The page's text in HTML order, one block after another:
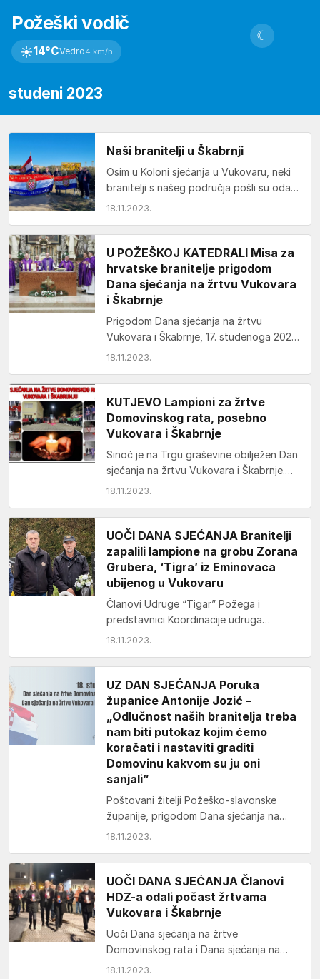
Požeški vodič
☀14°CVedro4 km/h
☾
studeni 2023
Naši branitelji u Škabrnji
Osim u Koloni sjećanja u Vukovaru, neki
branitelji s našeg područja pošli su odati
počast i žrtvama Škabrnje. Riječ je…
18.11.2023.
U POŽEŠKOJ KATEDRALI Misa za
hrvatske branitelje prigodom
Dana sjećanja na žrtvu Vukovara
i Škabrnje
Prigodom Dana sjećanja na žrtvu
Vukovara i Škabrnje, 17. studenoga 2023.
prepošt požeškoga Stolnog kaptola
18.11.2023.
KUTJEVO Lampioni za žrtve
Domovinskog rata, posebno
Vukovara i Škabrnje
Sinoć je na Trgu graševine obilježen Dan
sjećanja na žrtvu Vukovara i Škabrnje.
Lampione su zapalili mještani Kutjeva,
18.11.2023.
UOČI DANA SJEĆANJA Branitelji
zapalili lampione na grobu Zorana
Grubera, ‘Tigra’ iz Eminovaca
ubijenog u Vukovaru
Članovi Udruge “Tigar” Požega i
predstavnici Koordinacije udruga
proisteklih iz Domovinskog rata jučer su
od…
18.11.2023.
UZ DAN SJEĆANJA Poruka
županice Antonije Jozić –
„Odlučnost naših branitelja treba
nam biti putokaz kojim ćemo
koračati i nastaviti graditi
Domovinu kakvom su ju oni
sanjali”
Poštovani žitelji Požeško-slavonske
županije, prigodom Dana sjećanja na
žrtve Domovinskog rata i Dana sjećanja
prisjećamo…
18.11.2023.
UOČI DANA SJEĆANJA Članovi
HDZ-a odali počast žrtvama
Vukovara i Škabrnje
Uoči Dana sjećanja na žrtve
Domovinskog rata i Dana sjećanja na
žrtvu Vukovara i Škabrnje članovi
18.11.2023.